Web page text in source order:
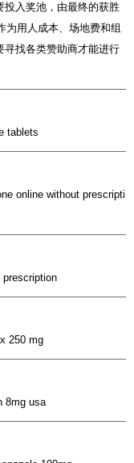
投入奖池，由最终的获胜
为用人成本、场地费和组
寻找各类赞助商才能进行
tablets
online without prescripti
250 mg
8mg usa